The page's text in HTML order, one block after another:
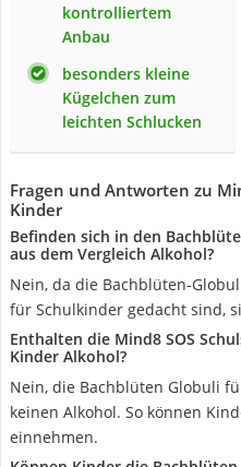
kontrolliertem
Anbau
besonders kleine
Kügelchen zum
leichten Schlucken
Fragen und Antworten zu
Kinder
Befinden sich in den
aus dem Vergleich Alkohol?
Nein, da die Bachblüten-
für Schulkinder gedacht sind,
Enthalten die Mind8 SOS
Kinder Alkohol?
Nein, die Bachblüten Globuli
keinen Alkohol. So können
einnehmen.